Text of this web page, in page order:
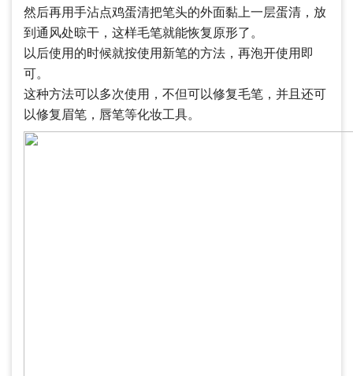
然后再用手沾点鸡蛋清把笔头的外面黏上一层蛋清，放
到通风处晾干，这样毛笔就能恢复原形了。
以后使用的时候就按使用新笔的方法，再泡开使用即
可。
这种方法可以多次使用，不但可以修复毛笔，并且还可
以修复眉笔，唇笔等化妆工具。